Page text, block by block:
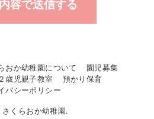
おか幼稚園について
園児募集
２歳児親子教室
預かり保育
バシーポリシー
くらおか幼稚園.